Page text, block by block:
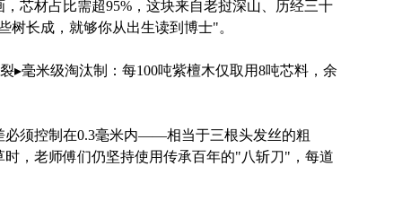
芯材占比需超95%，这块来自老挝深山、历经三十
长成，就够你从出生读到博士"。
▸毫米级淘汰制：每100吨紫檀木仅取用8吨芯料，余
必须控制在0.3毫米内——相当于三根头发丝的粗
，老师傅们仍坚持使用传承百年的"八斩刀"，每道